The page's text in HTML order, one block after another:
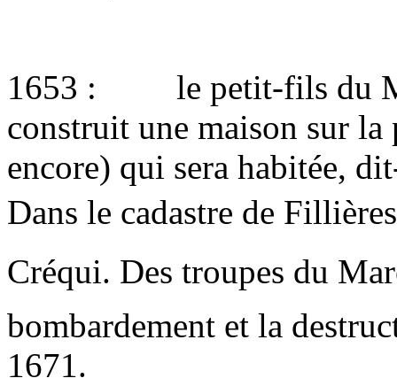
1653 : le petit-fils du
construit une maison sur la
encore) qui sera habitée,
Dans le cadastre de
Créqui. Des troupes du
bombardement et la
1671.